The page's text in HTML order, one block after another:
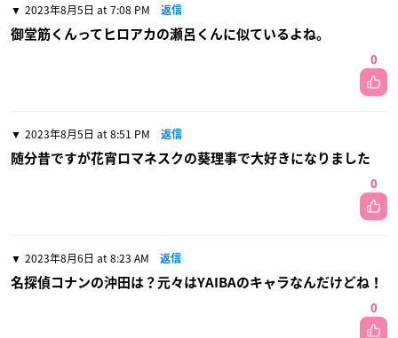
2023年8月5日 at 7:08 PM 返信
御堂筋くんってヒロアカの瀬呂くんに似ているよね。
0
2023年8月5日 at 8:51 PM 返信
随分昔ですが花宵ロマネスクの葵理事で大好きになりました
0
2023年8月6日 at 8:23 AM 返信
名探偵コナンの沖田は？元々はYAIBAのキャラなんだけどね！
0